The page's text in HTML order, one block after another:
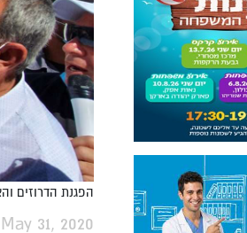
הפגנת הדרוזים
31, 2020